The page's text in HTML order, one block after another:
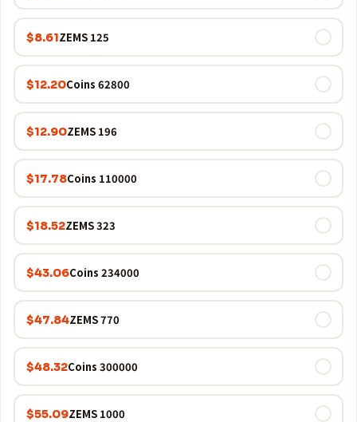
125 ZEMS
$8.61
62800 Coins
$12.20
196 ZEMS
$12.90
110000 Coins
$17.78
323 ZEMS
$18.52
234000 Coins
$43.06
770 ZEMS
$47.84
300000 Coins
$48.32
1000 ZEMS
$55.09